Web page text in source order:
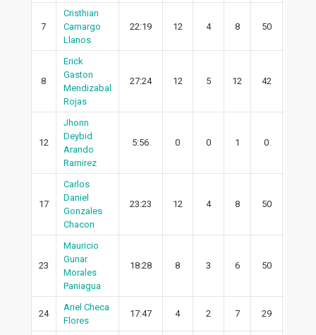
7
Cristhian
Camargo
Llanos
22:19 12 4 8 50
8
Erick
Gaston
Mendizabal
Rojas
27:24 12 5 12 42
12
Jhonn
Deybid
Arando
Ramirez
5:56 0 0 1 0
17
Carlos
Daniel
Gonzales
Chacon
23:23 12 4 8 50
23
Mauricio
Gunar
Morales
Paniagua
18:28 8 3 6 50
24
Ariel Checa
Flores
17:47 4 2 7 29